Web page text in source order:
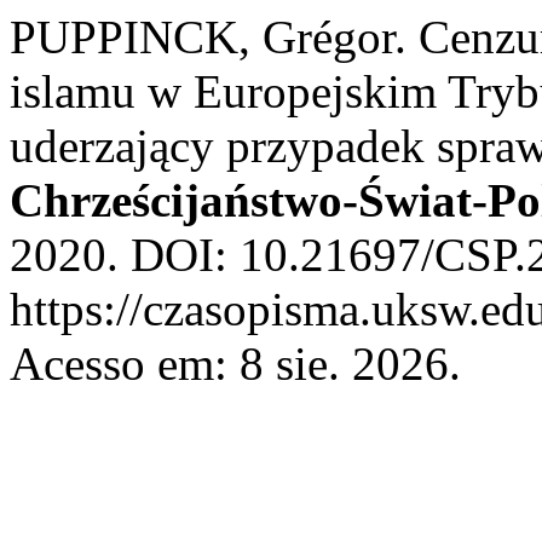
PUPPINCK, Grégor.
islamu w Europejskim
uderzający przypadek
Chrześcijaństwo-Świat-
2020. DOI: 10.21697/
https://
Acesso em: 8 sie. 2026.